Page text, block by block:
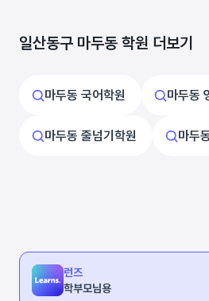
일산동구 마두동 학원 더보기
마두동 국어학원 마두동
마두동 줄넘기학원 마두
런즈
학부모님용